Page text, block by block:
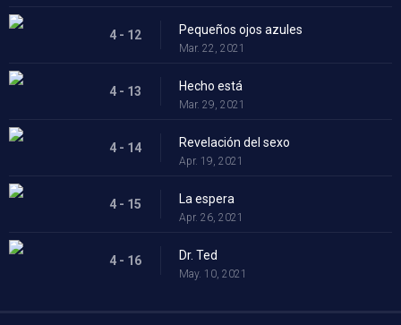
4 - 12 Pequeños ojos azules
Mar. 22, 2021
4 - 13 Hecho está
Mar. 29, 2021
4 - 14 Revelación del sexo
Apr. 19, 2021
4 - 15 La espera
Apr. 26, 2021
4 - 16 Dr. Ted
May. 10, 2021